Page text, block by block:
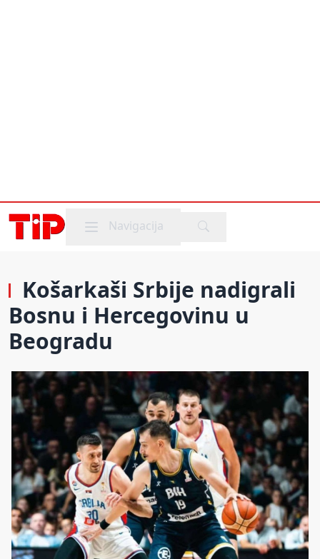
Mobile menu
Navigacija
Košarkaši Srbije nadigrali
Bosnu i Hercegovinu u
Beogradu